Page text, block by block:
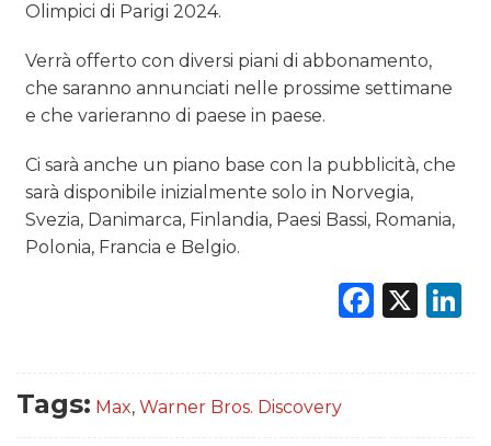
Olimpici di Parigi 2024.
Verrà offerto con diversi piani di abbonamento,
che saranno annunciati nelle prossime settimane
e che varieranno di paese in paese.
Ci sarà anche un piano base con la pubblicità, che
sarà disponibile inizialmente solo in Norvegia,
Svezia, Danimarca, Finlandia, Paesi Bassi, Romania,
Polonia, Francia e Belgio.
X
Tags: Max, Warner Bros. Discovery